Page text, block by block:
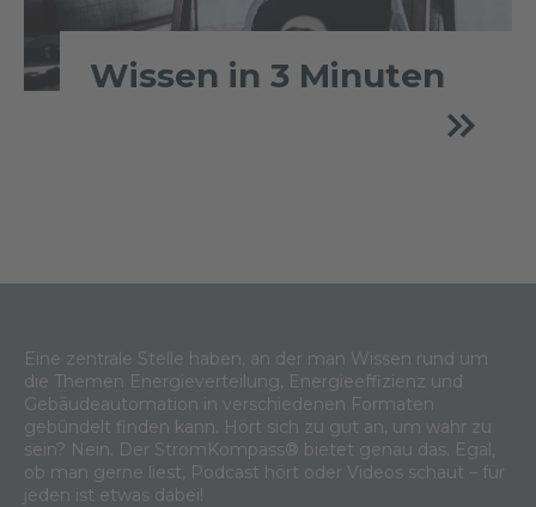
Wissen in 3 Minuten
Eine zentrale Stelle haben, an der man Wissen rund um
die Themen Energieverteilung, Energieeffizienz und
Gebäudeautomation in verschiedenen Formaten
gebündelt finden kann. Hört sich zu gut an, um wahr zu
sein? Nein. Der StromKompass® bietet genau das. Egal,
ob man gerne liest, Podcast hört oder Videos schaut – für
jeden ist etwas dabei!